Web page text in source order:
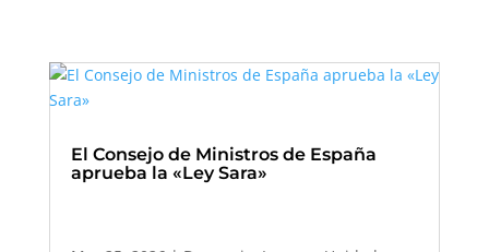
El Consejo de Ministros de España
aprueba la «Ley Sara»